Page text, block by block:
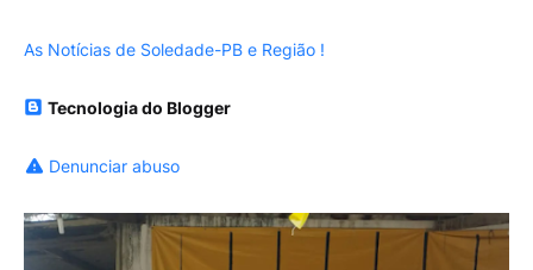
As Notícias de Soledade-PB e Região !
Tecnologia do Blogger
Denunciar abuso